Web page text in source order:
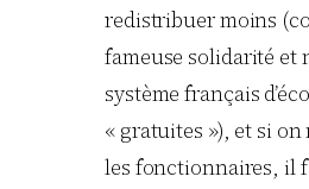
redistribuer moins
fameuse solidarité et
système français
« gratuites »), et si
les fonctionnaires, il